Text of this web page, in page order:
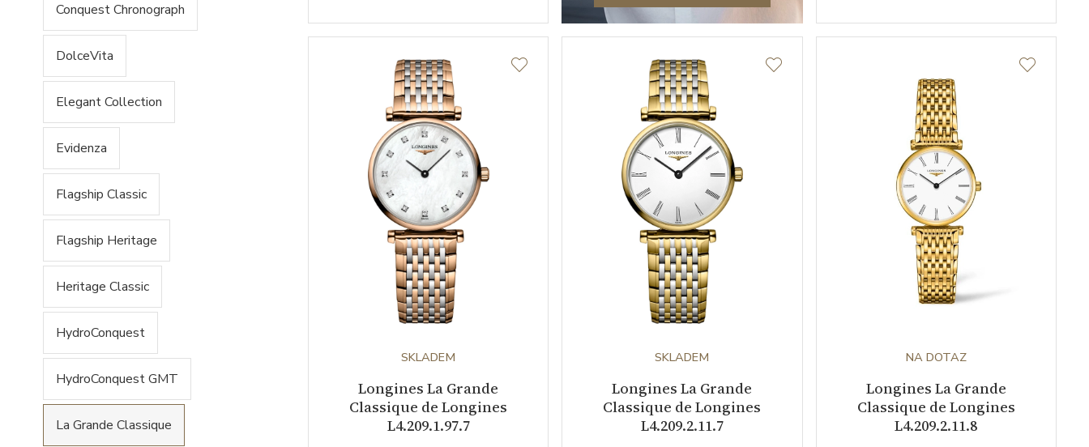
Conquest Chronograph
DolceVita
Elegant Collection
Evidenza
Flagship Classic
Flagship Heritage
Heritage Classic
HydroConquest
HydroConquest GMT
La Grande Classique
SKLADEM
Longines La Grande
Classique de Longines
L4.209.1.97.7
SKLADEM
Longines La Grande
Classique de Longines
L4.209.2.11.7
NA DOTAZ
Longines La Grande
Classique de Longines
L4.209.2.11.8